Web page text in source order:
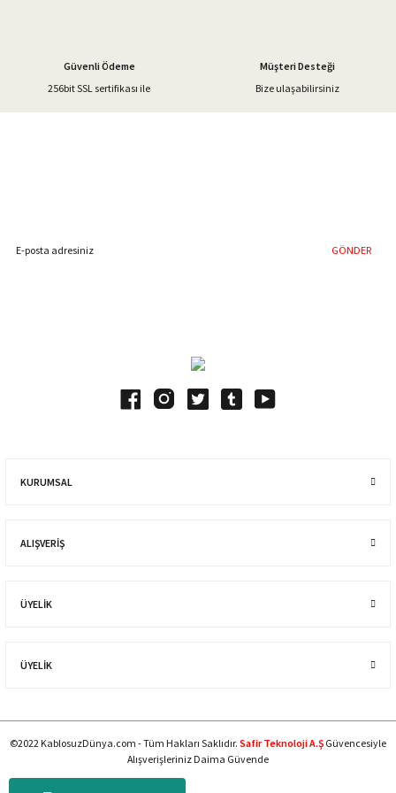
Gönder
Güvenli Ödeme
256bit SSL sertifikası ile
Müşteri Desteği
Bize ulaşabilirsiniz
GÖNDER
KURUMSAL
ALIŞVERIŞ
ÜYELİK
ÜYELİK
©2022 KablosuzDünya.com - Tüm Hakları Saklıdır. Safir Teknoloji A.Ş Güvencesiyle
Alışverişleriniz Daima Güvende